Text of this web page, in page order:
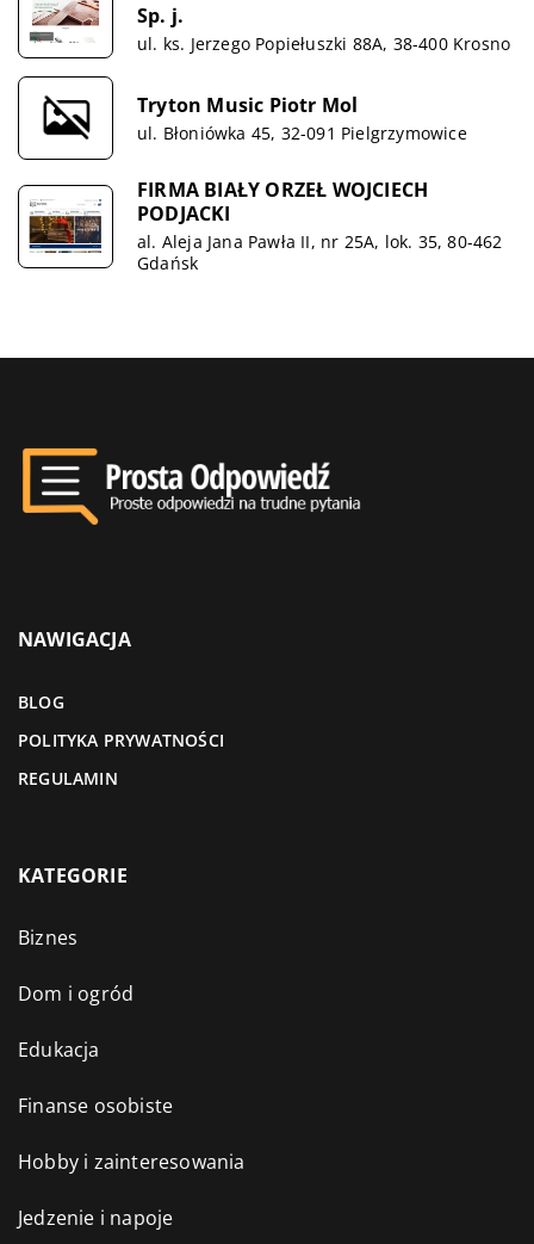
Sp. j.
ul. ks. Jerzego Popiełuszki 88A, 38-400 Krosno
Tryton Music Piotr Mol
ul. Błoniówka 45, 32-091 Pielgrzymowice
FIRMA BIAŁY ORZEŁ WOJCIECH
PODJACKI
al. Aleja Jana Pawła II, nr 25A, lok. 35, 80-462
Gdańsk
NAWIGACJA
BLOG
POLITYKA PRYWATNOŚCI
REGULAMIN
KATEGORIE
Biznes
Dom i ogród
Edukacja
Finanse osobiste
Hobby i zainteresowania
Jedzenie i napoje